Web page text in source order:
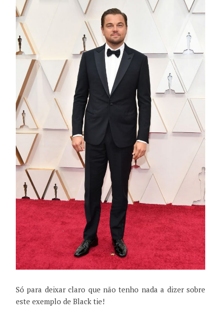
Só para deixar claro que não tenho nada a dizer sobre
este exemplo de Black tie!